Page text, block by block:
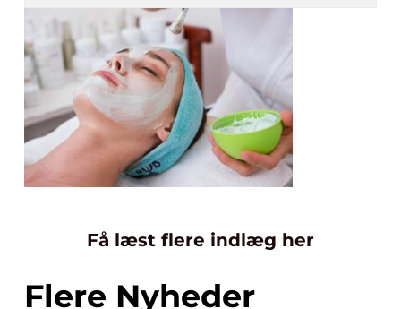
Få læst flere indlæg her
Flere Nyheder